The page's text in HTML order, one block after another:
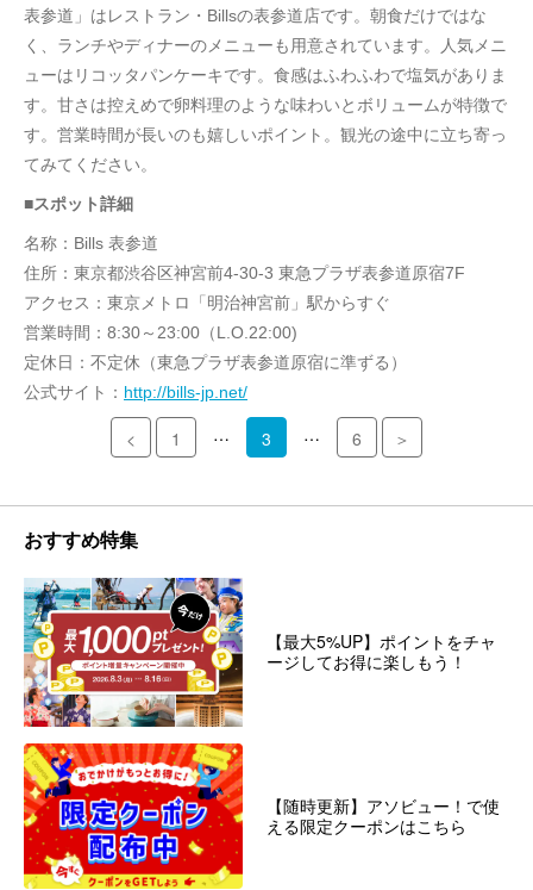
表参道」はレストラン・Billsの表参道店です。朝食だけではな
く、ランチやディナーのメニューも用意されています。人気メニ
ューはリコッタパンケーキです。食感はふわふわで塩気がありま
す。甘さは控えめで卵料理のような味わいとボリュームが特徴で
す。営業時間が長いのも嬉しいポイント。観光の途中に立ち寄っ
てみてください。
■スポット詳細
名称：Bills 表参道
住所：東京都渋谷区神宮前4-30-3 東急プラザ表参道原宿7F
アクセス：東京メトロ「明治神宮前」駅からすぐ
営業時間：8:30～23:00（L.O.22:00)
定休日：不定休（東急プラザ表参道原宿に準ずる）
公式サイト： http://bills-jp.net/
< 1 … 3 … 6 ＞
おすすめ特集
【最大5%UP】ポイントをチャ
ージしてお得に楽しもう！
【随時更新】アソビュー！で使
える限定クーポンはこちら